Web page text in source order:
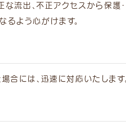
流出、不正アクセスから保護
よう心がけます。
合には、迅速に対応いたします